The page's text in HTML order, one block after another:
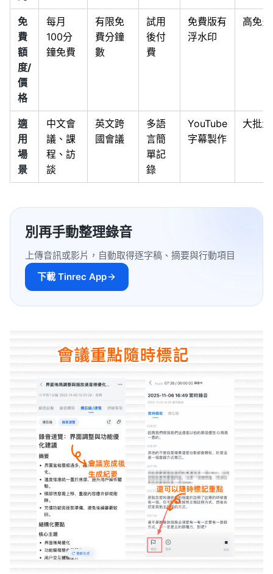
免
費
額
度/
價
格
每月
100分
鐘免費
有限免
費分鐘
數
試用
後付
費
免費版有
浮水印
高免
適
用
場
景
中文會
議、課
程、訪
談
英文跨
國會議
多語
言簡
單記
錄
YouTube
字幕製作
大批
別再手動整理錄音
上傳音訊或影片，自動取得逐字稿、摘要與行動項目
下載 Tinrec App